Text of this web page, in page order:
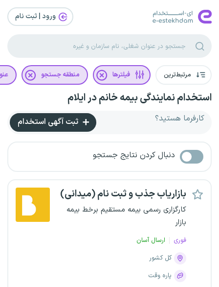
ورود | ثبت‌ نام
مرتبط‌ترین فیلترها منطقه جستجو
استخدام نمایندگی بیمه خانم در ایلام
کارفرما هستید؟ ثبت آگهی استخدام
دنبال کردن نتایج جستجو
بازاریاب جذب و ثبت نام (میدانی)
کارگزاری رسمی بیمه مستقیم برخط بیمه
بازار
فوری
ارسال آسان
کل کشور
پاره وقت